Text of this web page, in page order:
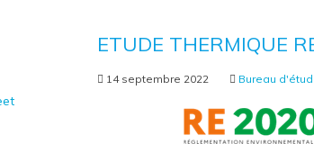
ETUDE THERMIQUE
14 septembre 2022 Bureau